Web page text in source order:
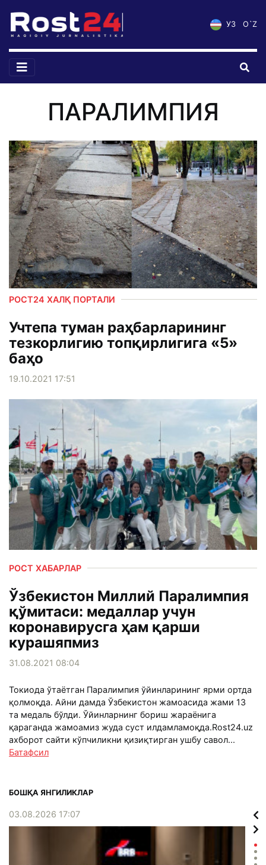
УЗ O`Z
ПАРАЛИМПИЯ
РОСТ24 ХАЛҚ ПОРТАЛИ
Учтепа туман раҳбарларининг
тезкорлигию топқирлигига «5»
баҳо
19.10.2021 17:51
РОСТ ХАБАРЛАР
Ўзбекистон Миллий Паралимпия
қўмитаси: медаллар учун
коронавирусга ҳам қарши
курашяпмиз
31.08.2021 08:04
Токиода ўтаётган Паралимпия ўйинларининг ярми ортда
қолмоқда. Айни дамда Ўзбекистон жамоасида жами 13
та медаль бўлди. Ўйинларнинг бориш жараёнига
қараганда жамоамиз жуда суст илдамламоқда.Rost24.uz
ахборот cайти кўпчиликни қизиқтирган ушбу савол...
Батафсил
БОШҚА ЯНГИЛИКЛАР
03.08.2026 17:07